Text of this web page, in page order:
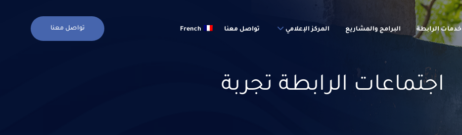
خدمات الرابطة البرامج والمشاريع المركز الإعلامي تواصل معنا French تواصل معنا
اجتماعات الرابطة تجربة